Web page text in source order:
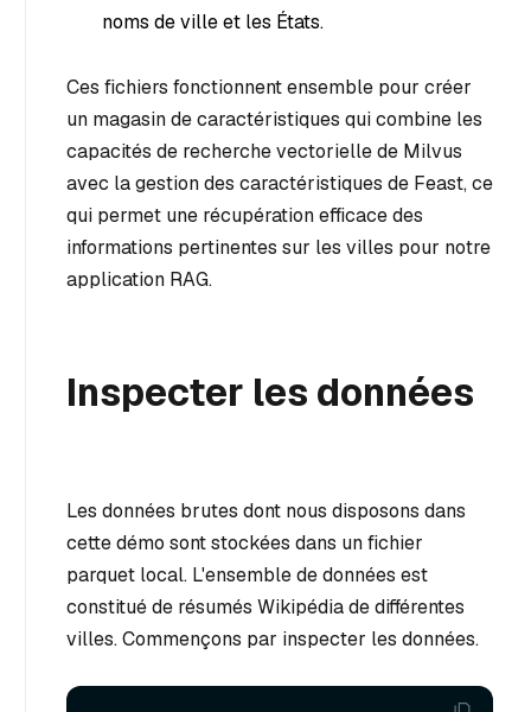
noms de ville et les États.
Ces fichiers fonctionnent ensemble pour créer
un magasin de caractéristiques qui combine les
capacités de recherche vectorielle de Milvus
avec la gestion des caractéristiques de Feast, ce
qui permet une récupération efficace des
informations pertinentes sur les villes pour notre
application RAG.
Inspecter les données
Les données brutes dont nous disposons dans
cette démo sont stockées dans un fichier
parquet local. L'ensemble de données est
constitué de résumés Wikipédia de différentes
villes. Commençons par inspecter les données.